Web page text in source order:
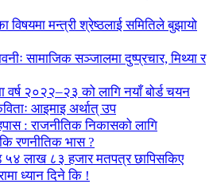
विषयमा मन्त्री श्रेष्ठलाई समितिले बुझायो
सामाजिक सञ्जालमा दुष्प्रचार, मिथ्या र
वर्ष २०२२–२३ को लागि नयाँ बोर्ड चयन
आइमाइ अर्थात् उप
: राजनीतिक निकासको लागि
रणनीतिक भास ?
५४ लाख ८३ हजार मतपत्र छापिसकिए
ध्यान दिने कि !